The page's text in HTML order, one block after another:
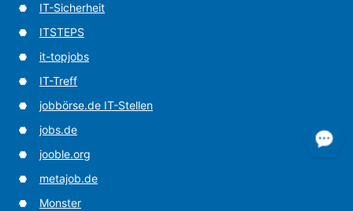
IT-Sicherheit
ITSTEPS
it-topjobs
IT-Treff
jobbörse.de IT-Stellen
jobs.de
jooble.org
metajob.de
Monster